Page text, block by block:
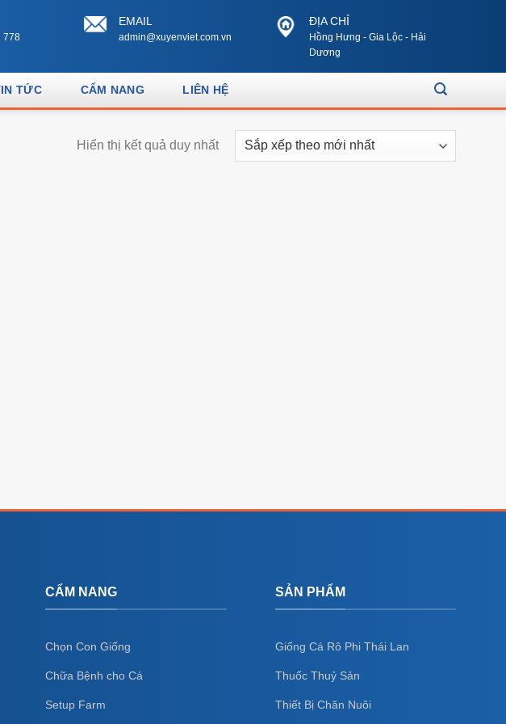
778
EMAIL
admin@xuyenviet.com.vn
ĐỊA CHỈ
Hồng Hưng - Gia Lộc - Hải
Dương
TỨC CẨM NANG LIÊN HỆ
Hiển thị kết quả duy nhất
CẨM NANG
Chọn Con Giống
Chữa Bệnh cho Cá
Setup Farm
SẢN PHẨM
Giống Cá Rô Phi Thái Lan
Thuốc Thuỷ Sản
Thiết Bị Chăn Nuôi